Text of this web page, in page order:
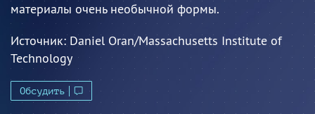
материалы очень необычной формы.
Источник:Daniel Oran/Massachusetts Institute of
Technology
Обсудить